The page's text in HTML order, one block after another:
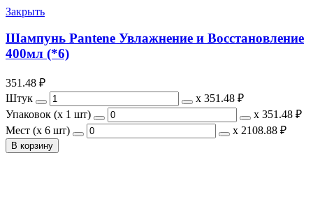
Закрыть
Шампунь Pantene Увлажнение и Восстановление
400мл (*6)
351.48 ₽
Штук
х 351.48 ₽
Упаковок (x 1 шт)
х 351.48 ₽
Мест (x 6 шт)
х 2108.88 ₽
В корзину